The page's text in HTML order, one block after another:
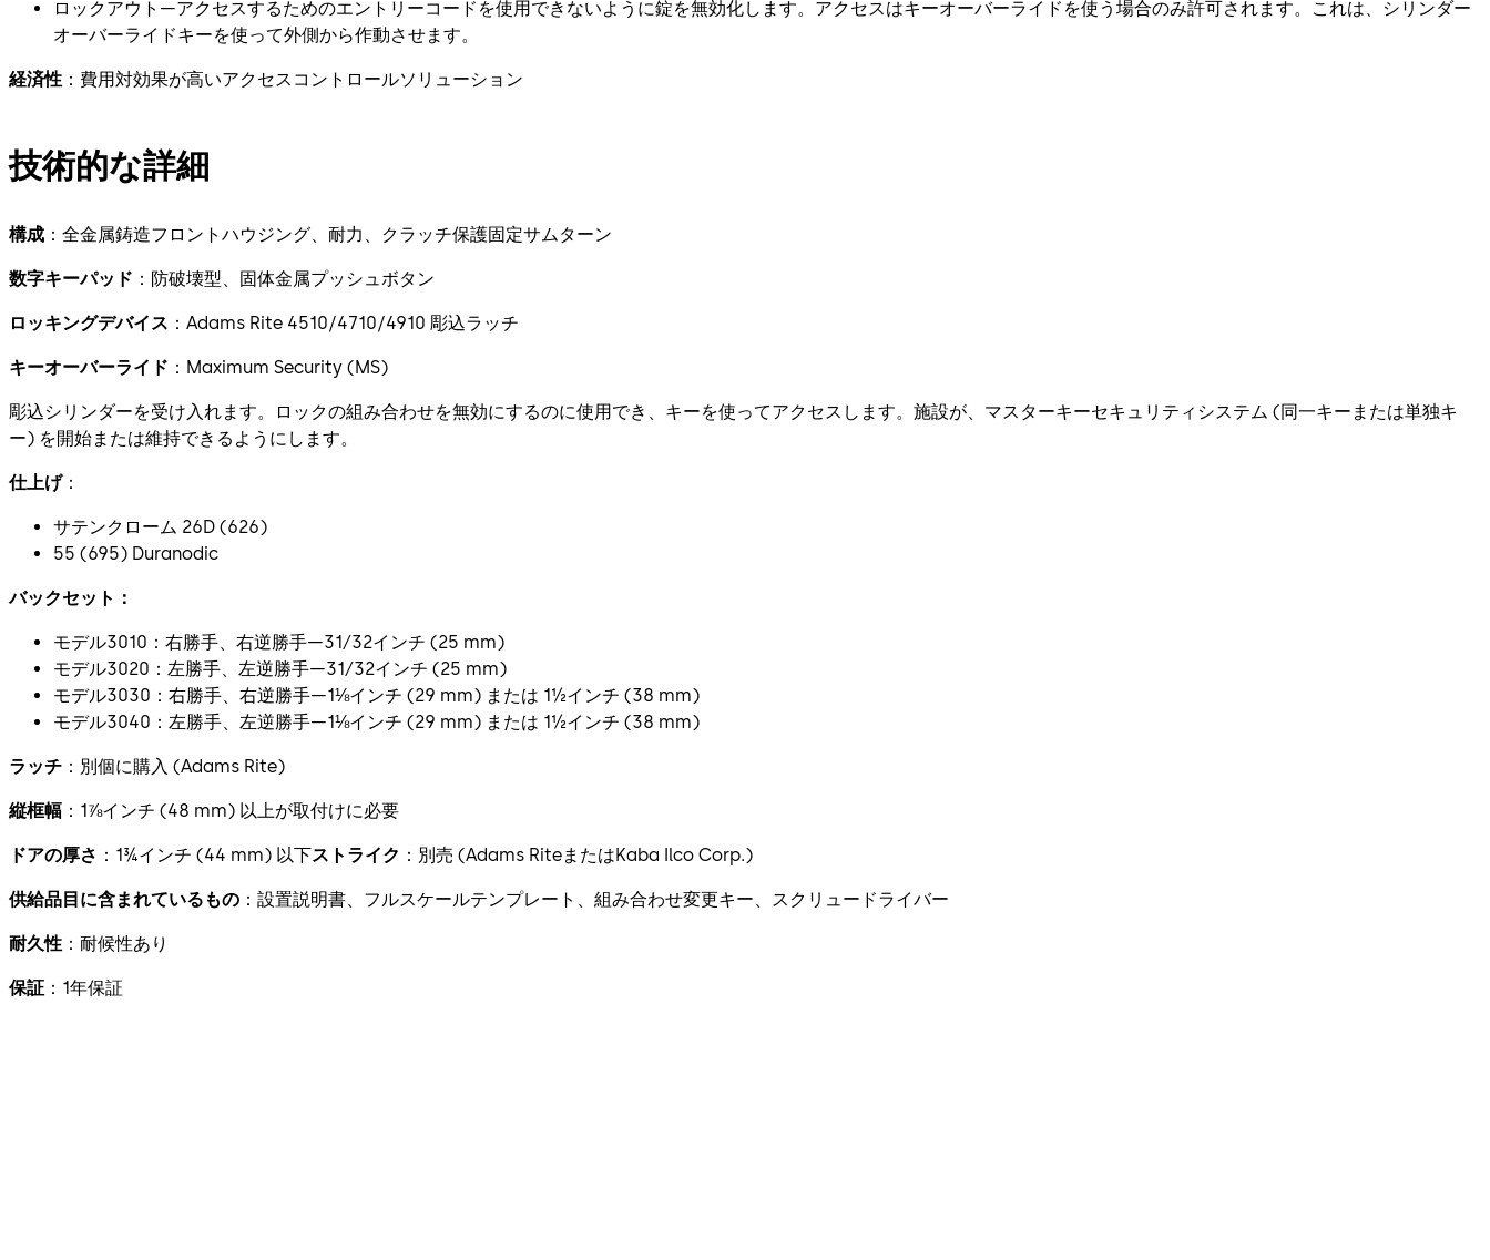
ロックアウト—アクセスするためのエントリーコードを使用できないように錠を無効化します。アクセスはキーオーバーライドを使う場合のみ許可されます。これは、シリンダー
オーバーライドキーを使って外側から作動させます。
経済性 ：費用対効果が高いアクセスコントロールソリューション
技術的な詳細
構成 ：全金属鋳造フロントハウジング、耐力、クラッチ保護固定サムターン
数字キーパッド ：防破壊型、固体金属プッシュボタン
ロッキングデバイス ：Adams Rite 4510/4710/4910 彫込ラッチ
キーオーバーライド ：Maximum Security (MS)
彫込シリンダーを受け入れます。ロックの組み合わせを無効にするのに使用でき、キーを使ってアクセスします。施設が、マスターキーセキュリティシステム (同一キーまたは単独キ
ー) を開始または維持できるようにします。
仕上げ：
サテンクローム 26D (626)
55 (695) Duranodic
バックセット：
モデル3010：右勝手、右逆勝手—31⁄32インチ (25 mm)
モデル3020：左勝手、左逆勝手—31⁄32インチ (25 mm)
モデル3030：右勝手、右逆勝手—1⅛インチ (29 mm) または 1½インチ (38 mm)
モデル3040：左勝手、左逆勝手—1⅛インチ (29 mm) または 1½インチ (38 mm)
ラッチ ：別個に購入 (Adams Rite)
縦框幅 ：1⅞インチ (48 mm) 以上が取付けに必要
ドアの厚さ ：1¾インチ (44 mm) 以下ストライク ：別売 (Adams RiteまたはKaba Ilco Corp.)
供給品目に含まれているもの ：設置説明書、フルスケールテンプレート、組み合わせ変更キー、スクリュードライバー
耐久性 ：耐候性あり
保証 ：1年保証